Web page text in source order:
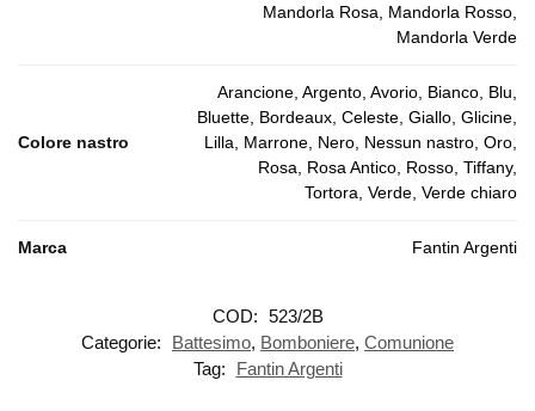
Mandorla Rosa, Mandorla Rosso,
Mandorla Verde
Colore nastro
Arancione, Argento, Avorio, Bianco, Blu,
Bluette, Bordeaux, Celeste, Giallo, Glicine,
Lilla, Marrone, Nero, Nessun nastro, Oro,
Rosa, Rosa Antico, Rosso, Tiffany,
Tortora, Verde, Verde chiaro
Marca Fantin Argenti
COD: 523/2B
Categorie:
Battesimo, Bomboniere, Comunione
Tag:
Fantin Argenti